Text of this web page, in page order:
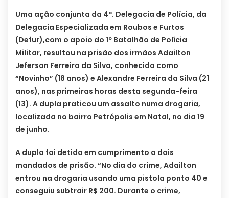
Uma ação conjunta da 4ª. Delegacia de Polícia, da
Delegacia Especializada em Roubos e Furtos
(Defur),com o apoio do 1º Batalhão de Polícia
Militar, resultou na prisão dos irmãos Adailton
Jeferson Ferreira da Silva, conhecido como
“Novinho” (18 anos) e Alexandre Ferreira da Silva (21
anos), nas primeiras horas desta segunda-feira
(13). A dupla praticou um assalto numa drogaria,
localizada no bairro Petrópolis em Natal, no dia 19
de junho.
A dupla foi detida em cumprimento a dois
mandados de prisão. “No dia do crime, Adailton
entrou na drogaria usando uma pistola ponto 40 e
conseguiu subtrair R$ 200. Durante o crime,